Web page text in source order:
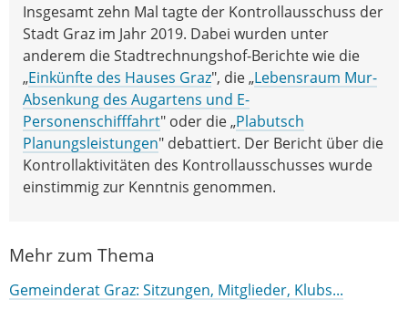
Insgesamt zehn Mal tagte der Kontrollausschuss der
Stadt Graz im Jahr 2019. Dabei wurden unter
anderem die Stadtrechnungshof-Berichte wie die
„Einkünfte des Hauses Graz", die „Lebensraum Mur-
Absenkung des Augartens und E-
Personenschifffahrt" oder die „Plabutsch
Planungsleistungen" debattiert. Der Bericht über die
Kontrollaktivitäten des Kontrollausschusses wurde
einstimmig zur Kenntnis genommen.
Mehr zum Thema
Gemeinderat Graz: Sitzungen, Mitglieder, Klubs...